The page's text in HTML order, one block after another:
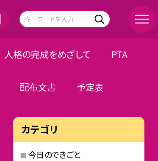
人格の完成をめざして PTA
配布文書 予定表
カテゴリ
今日のできごと